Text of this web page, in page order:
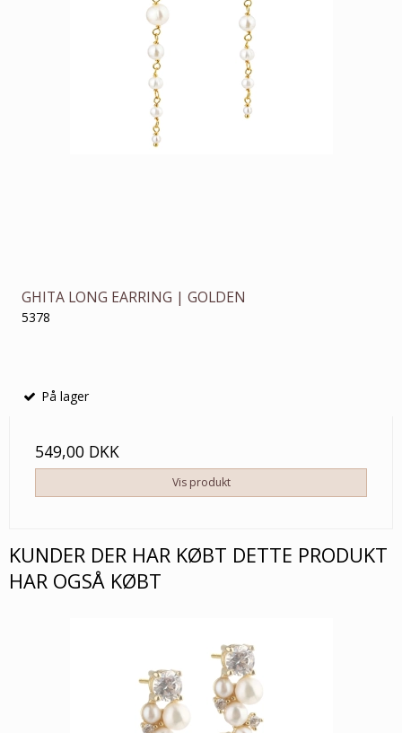
GHITA LONG EARRING | GOLDEN
5378
På lager
549,00 DKK
Vis produkt
KUNDER DER HAR KØBT DETTE PRODUKT
HAR OGSÅ KØBT